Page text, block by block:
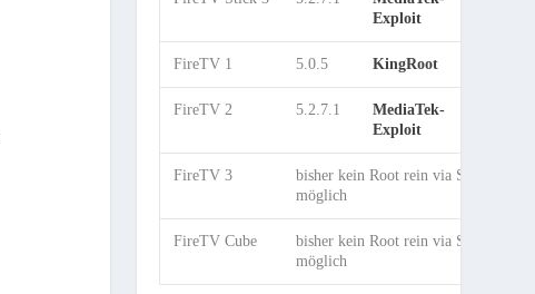
Exploit
FireTV 1 5.0.5 KingRoot
FireTV 2 5.2.7.1
MediaTek-
Exploit
FireTV 3
bisher kein Root rein via Software
möglich
FireTV Cube
bisher kein Root rein via Software
möglich